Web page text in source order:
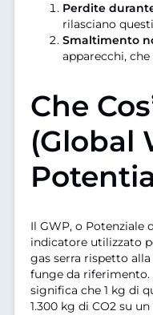
Perdite
rilasciano
Smaltimento
apparecchi,
Che
(Global
Il GWP, o Potenziale
indicatore utilizzato
gas serra rispetto alla
funge da riferimento.
significa che 1 kg di
1.300 kg di CO2 su